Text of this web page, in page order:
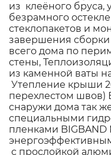
из клеёного бруса,
безрамного
стеклопакетов и
завершения
всего дома по
стены,
из каменной ваты
Утепление крыши
перехлестом швов)
снаружи дома так
специальными
пленками
с прослойкой